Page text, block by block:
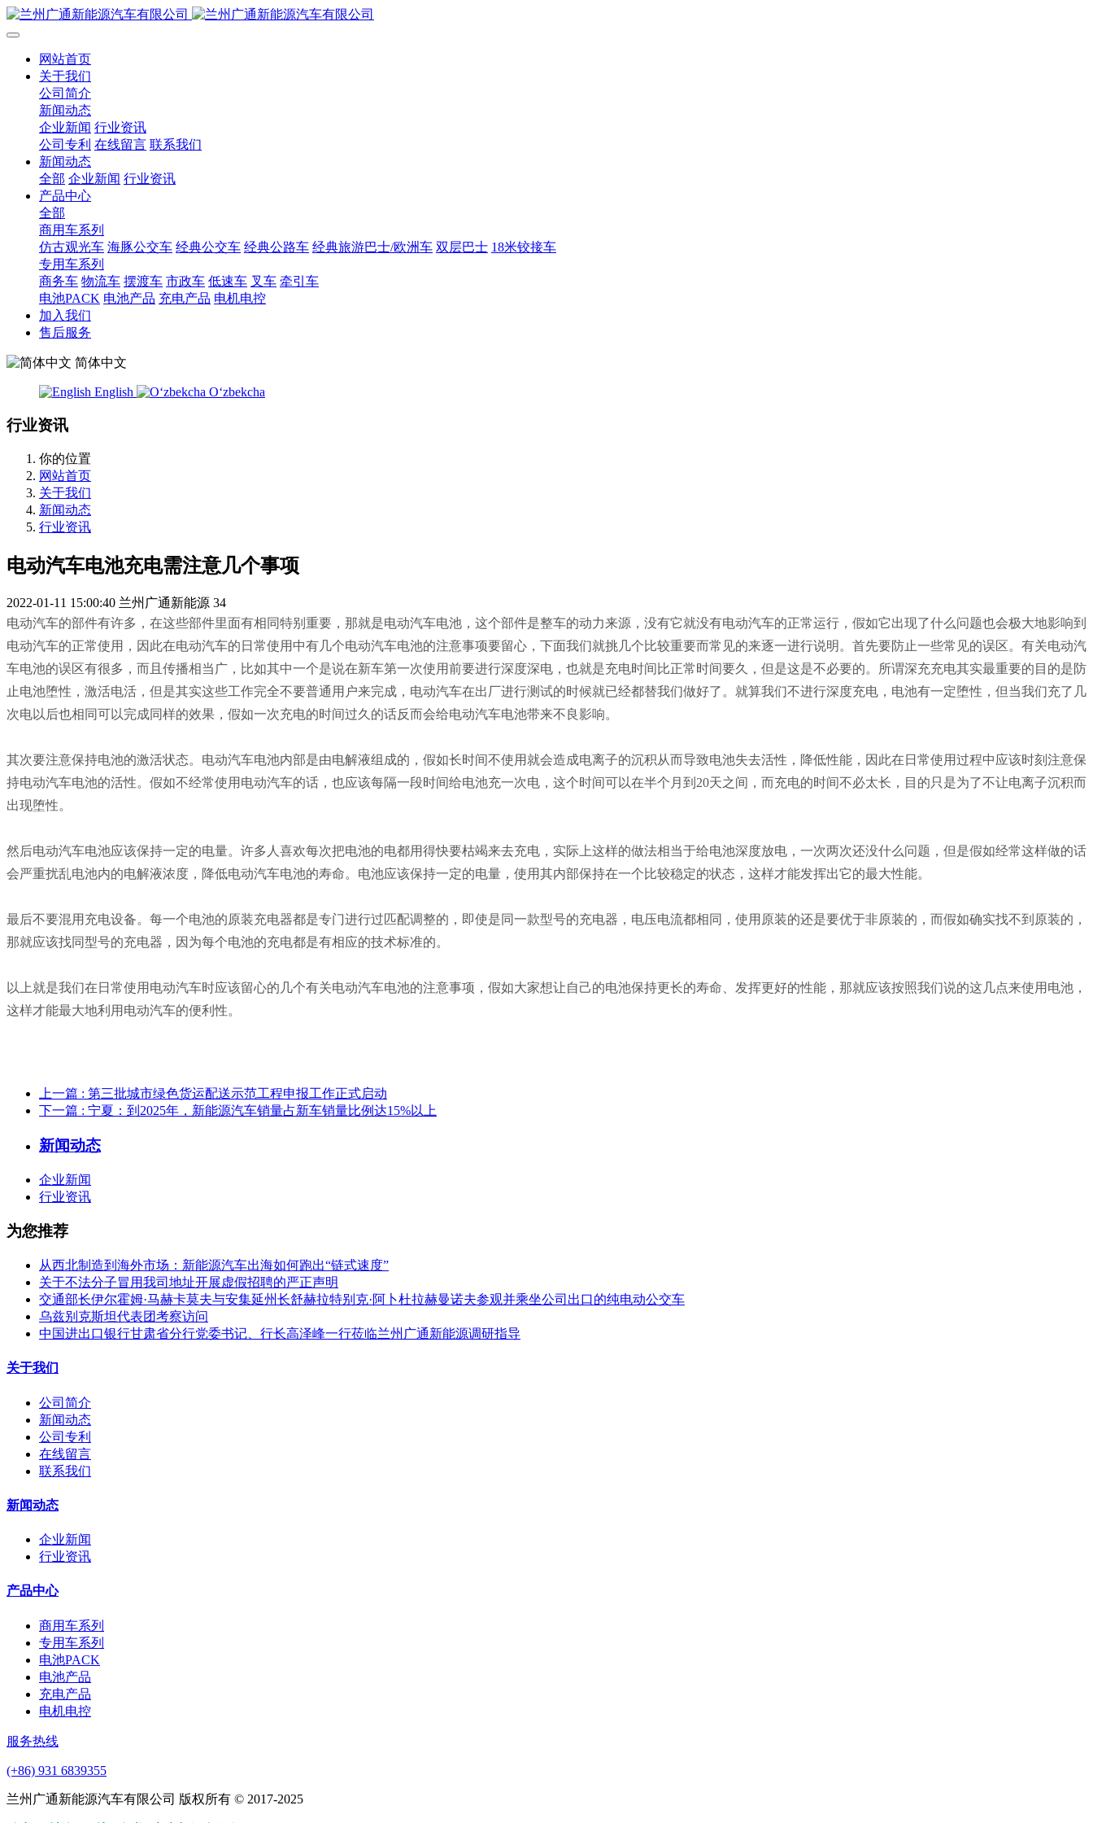
网站首页
关于我们
公司简介
新闻动态
企业新闻 行业资讯
公司专利 在线留言 联系我们
新闻动态
全部 企业新闻 行业资讯
产品中心
全部
商用车系列
仿古观光车 海豚公交车 经典公交车 经典公路车 经典旅游巴士/欧洲车 双层巴士 18米铰接车
专用车系列
商务车 物流车 摆渡车 市政车 低速车 叉车 牵引车
电池PACK 电池产品 充电产品 电机电控
加入我们
售后服务
简体中文
English Oʻzbekcha
行业资讯
你的位置
网站首页
关于我们
新闻动态
行业资讯
电动汽车电池充电需注意几个事项
2022-01-11 15:00:40 兰州广通新能源 34
电动汽车的部件有许多，在这些部件里面有相同特别重要，那就是电动汽车电池，这个部件是整车的动力来源，没有它就没有电动汽车的正常运行，假如它出现了什么问题也会极大地影响到
电动汽车的正常使用，因此在电动汽车的日常使用中有几个电动汽车电池的注意事项要留心，下面我们就挑几个比较重要而常见的来逐一进行说明。首先要防止一些常见的误区。有关电动汽
车电池的误区有很多，而且传播相当广，比如其中一个是说在新车第一次使用前要进行深度深电，也就是充电时间比正常时间要久，但是这是不必要的。所谓深充充电其实最重要的目的是防
止电池堕性，激活电活，但是其实这些工作完全不要普通用户来完成，电动汽车在出厂进行测试的时候就已经都替我们做好了。就算我们不进行深度充电，电池有一定堕性，但当我们充了几
次电以后也相同可以完成同样的效果，假如一次充电的时间过久的话反而会给电动汽车电池带来不良影响。
其次要注意保持电池的激活状态。电动汽车电池内部是由电解液组成的，假如长时间不使用就会造成电离子的沉积从而导致电池失去活性，降低性能，因此在日常使用过程中应该时刻注意保
持电动汽车电池的活性。假如不经常使用电动汽车的话，也应该每隔一段时间给电池充一次电，这个时间可以在半个月到20天之间，而充电的时间不必太长，目的只是为了不让电离子沉积而
出现堕性。
然后电动汽车电池应该保持一定的电量。许多人喜欢每次把电池的电都用得快要枯竭来去充电，实际上这样的做法相当于给电池深度放电，一次两次还没什么问题，但是假如经常这样做的话
会严重扰乱电池内的电解液浓度，降低电动汽车电池的寿命。电池应该保持一定的电量，使用其内部保持在一个比较稳定的状态，这样才能发挥出它的最大性能。
最后不要混用充电设备。每一个电池的原装充电器都是专门进行过匹配调整的，即使是同一款型号的充电器，电压电流都相同，使用原装的还是要优于非原装的，而假如确实找不到原装的，
那就应该找同型号的充电器，因为每个电池的充电都是有相应的技术标准的。
以上就是我们在日常使用电动汽车时应该留心的几个有关电动汽车电池的注意事项，假如大家想让自己的电池保持更长的寿命、发挥更好的性能，那就应该按照我们说的这几点来使用电池，
这样才能最大地利用电动汽车的便利性。
上一篇 : 第三批城市绿色货运配送示范工程申报工作正式启动
下一篇 : 宁夏：到2025年，新能源汽车销量占新车销量比例达15%以上
新闻动态
企业新闻
行业资讯
为您推荐
从西北制造到海外市场：新能源汽车出海如何跑出“链式速度”
关于不法分子冒用我司地址开展虚假招聘的严正声明
交通部长伊尔霍姆·马赫卡莫夫与安集延州长舒赫拉特别克·阿卜杜拉赫曼诺夫参观并乘坐公司出口的纯电动公交车
乌兹别克斯坦代表团考察访问
中国进出口银行甘肃省分行党委书记、行长高泽峰一行莅临兰州广通新能源调研指导
关于我们
公司简介
新闻动态
公司专利
在线留言
联系我们
新闻动态
企业新闻
行业资讯
产品中心
商用车系列
专用车系列
电池PACK
电池产品
充电产品
电机电控
服务热线
(+86) 931 6839355
兰州广通新能源汽车有限公司 版权所有 © 2017-2025